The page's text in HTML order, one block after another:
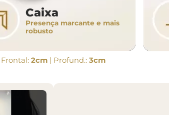
Caixa
Presença marcante e mais
robusto
Frontal:2cm | Profund.:3cm